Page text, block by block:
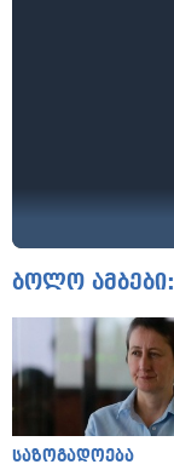
ბოლო ამბები:
საზოგადოება